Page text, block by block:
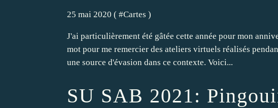
25 mai 2020 ( #Cartes )
J'ai particulièrement été gâtée cette année pour mon
mot pour me remercier des ateliers virtuels réalisés
une source d'évasion dans ce contexte. Voici...
SU SAB 2021: